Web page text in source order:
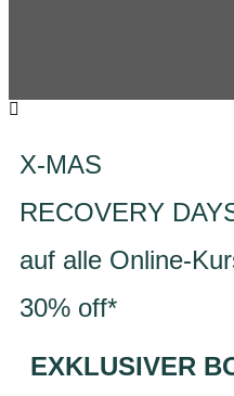
X-MAS
RECOVERY
auf alle Online-
30% off*
EXKLUSIVER